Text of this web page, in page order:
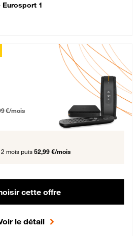
Eurosport 1
mois puis 57,99 € par mois, Engagement 12 mois
€/mois
mois puis 52,99 €/mois
cette offre
le détail